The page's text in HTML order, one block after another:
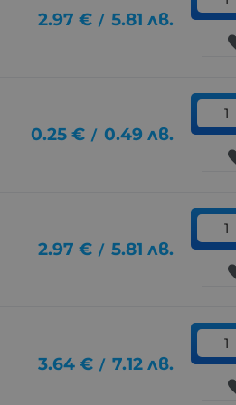
2.97 € / 5.81 лв.
0.25 € / 0.49 лв.
2.97 € / 5.81 лв.
3.64 € / 7.12 лв.